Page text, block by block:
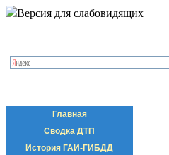
Версия для слабовидящих
Главная
Сводка ДТП
История ГАИ-ГИБДД